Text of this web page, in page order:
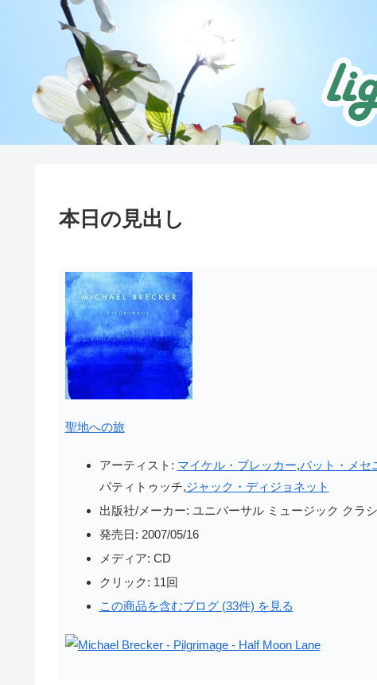
本日の見出し
聖地への旅
アーティスト: マイケル・ブレッカー,パット・メセ
パティトゥッチ,ジャック・ディジョネット
出版社/メーカー: ユニバーサル ミュージック クラ
発売日: 2007/05/16
メディア: CD
クリック: 11回
この商品を含むブログ (33件) を見る